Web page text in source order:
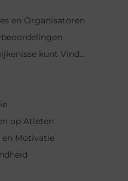
en Organisatoren
Waar je Sportprijzen in Spijkenisse kunt Vinden
op Atleten
Motivatie